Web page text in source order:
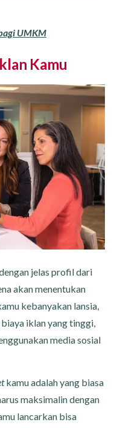
UMKM
Kamu
jelas profil dari
akan menentukan
kebanyakan lansia,
iklan yang tinggi,
media sosial
kamu adalah yang biasa
maksimalin dengan
lancarkan bisa